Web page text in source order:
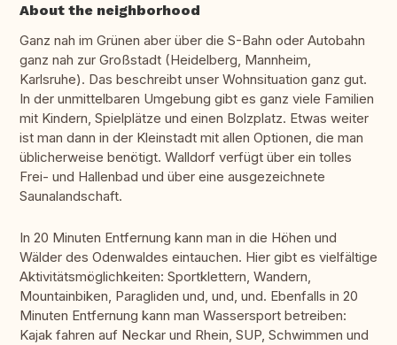
About the neighborhood
Ganz nah im Grünen aber über die S-Bahn oder Autobahn
ganz nah zur Großstadt (Heidelberg, Mannheim,
Karlsruhe). Das beschreibt unser Wohnsituation ganz gut.
In der unmittelbaren Umgebung gibt es ganz viele Familien
mit Kindern, Spielplätze und einen Bolzplatz. Etwas weiter
ist man dann in der Kleinstadt mit allen Optionen, die man
üblicherweise benötigt. Walldorf verfügt über ein tolles
Frei- und Hallenbad und über eine ausgezeichnete
Saunalandschaft.
In 20 Minuten Entfernung kann man in die Höhen und
Wälder des Odenwaldes eintauchen. Hier gibt es vielfältige
Aktivitätsmöglichkeiten: Sportklettern, Wandern,
Mountainbiken, Paragliden und, und, und. Ebenfalls in 20
Minuten Entfernung kann man Wassersport betreiben:
Kajak fahren auf Neckar und Rhein, SUP, Schwimmen und